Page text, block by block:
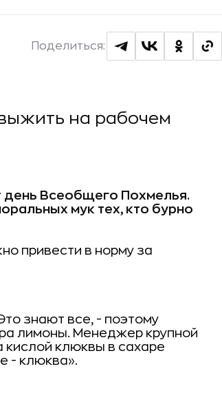
Поделиться:
на рабочем
день Всеобщего Похмелья.
мук тех, кто бурно
привести в норму за
знают все, - поэтому
лимоны. Менеджер крупной
кислой клюквы в сахаре
- клюква».